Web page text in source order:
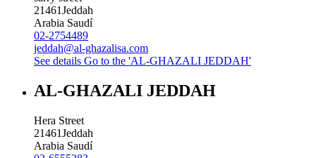
21461Jeddah
Arabia Saudí
02-2754489
jeddah@al-ghazalisa.com
See details Go to the 'AL-GHAZALI JEDDAH'
AL-GHAZALI JEDDAH
Hera Street
21461Jeddah
Arabia Saudí